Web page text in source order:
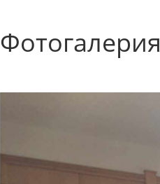
Фотогалерия